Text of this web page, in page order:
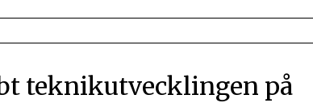
teknikutvecklingen på